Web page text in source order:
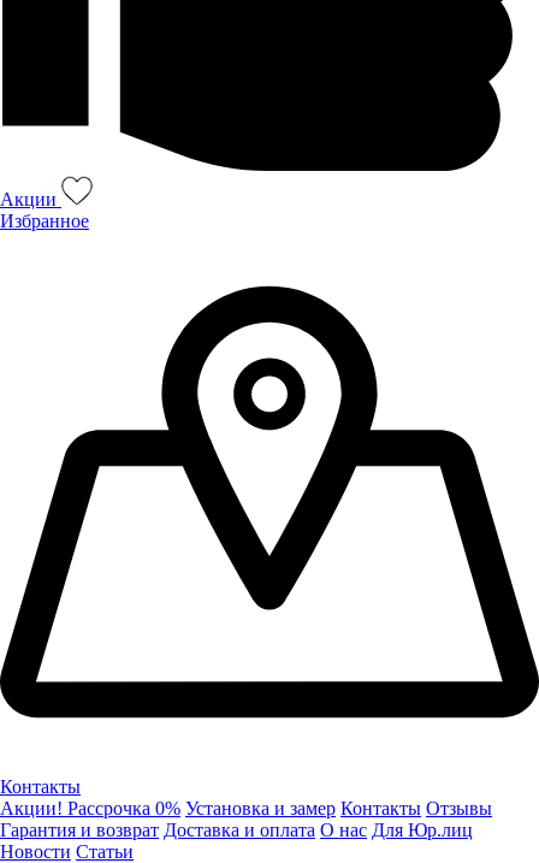
Акции
Избранное
Контакты
Акции! Рассрочка 0% Установка и замер Контакты Отзывы
Гарантия и возврат Доставка и оплата О нас Для Юр.лиц
Новости Статьи